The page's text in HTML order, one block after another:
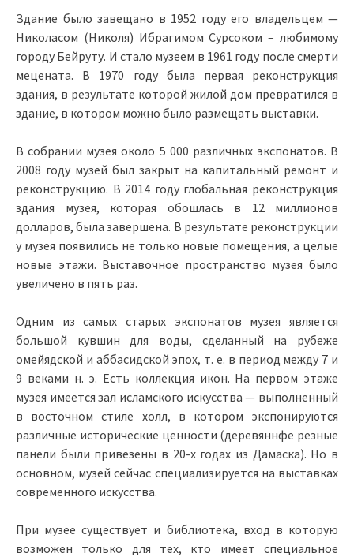
Здание было завещано в 1952 году его владельцем —
Николасом (Николя) Ибрагимом Сурсоком – любимому
городу Бейруту. И стало музеем в 1961 году после смерти
мецената. В 1970 году была первая реконструкция
здания, в результате которой жилой дом превратился в
здание, в котором можно было размещать выставки.
В собрании музея около 5 000 различных экспонатов. В
2008 году музей был закрыт на капитальный ремонт и
реконструкцию. В 2014 году глобальная реконструкция
здания музея, которая обошлась в 12 миллионов
долларов, была завершена. В результате реконструкции
у музея появились не только новые помещения, а целые
новые этажи. Выставочное пространство музея было
увеличено в пять раз.
Одним из самых старых экспонатов музея является
большой кувшин для воды, сделанный на рубеже
омейядской и аббасидской эпох, т. е. в период между 7 и
9 веками н. э. Есть коллекция икон. На первом этаже
музея имеется зал исламского искусства — выполненный
в восточном стиле холл, в котором экспонируются
различные исторические ценности (деревяннфе резные
панели были привезены в 20-х годах из Дамаска). Но в
основном, музей сейчас специализируется на выставках
современного искусства.
При музее существует и библиотека, вход в которую
возможен только для тех, кто имеет специальное